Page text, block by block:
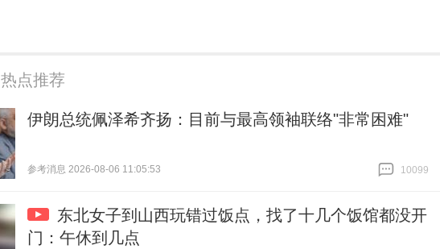
热点推荐
伊朗总统佩泽希齐扬：目前与最高领袖联络"非常困难"
参考消息 2026-08-06 11:05:53
10099
东北女子到山西玩错过饭点，找了十几个饭馆都没开
门：午休到几点